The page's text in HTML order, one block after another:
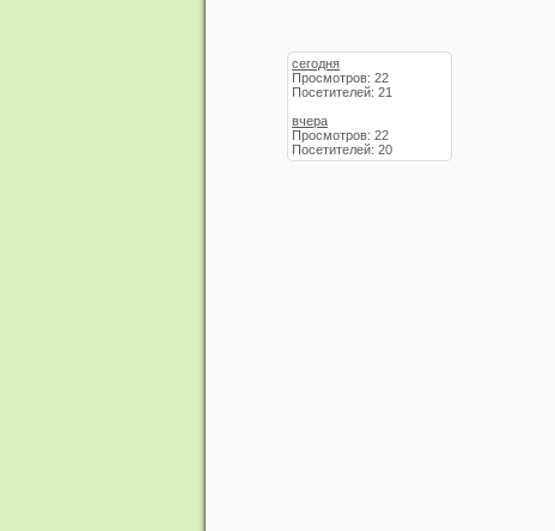
сегодня
Просмотров: 22
Посетителей: 21
вчера
Просмотров: 22
Посетителей: 20